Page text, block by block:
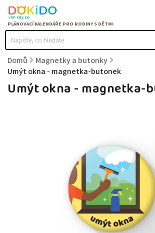
Domů / Magnetky a butonky /
Umýt okna - magnetka-butonek
Umýt okna - magnetka-